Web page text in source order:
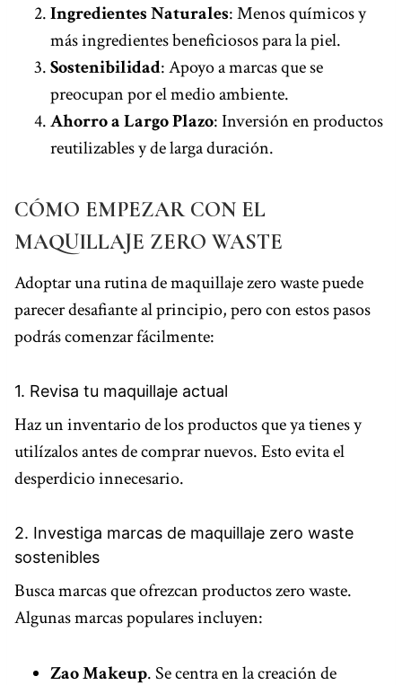
Ingredientes Naturales: Menos químicos y
más ingredientes beneficiosos para la piel.
Sostenibilidad: Apoyo a marcas que se
preocupan por el medio ambiente.
Ahorro a Largo Plazo: Inversión en productos
reutilizables y de larga duración.
CÓMO EMPEZAR CON EL
MAQUILLAJE ZERO WASTE
Adoptar una rutina de maquillaje zero waste puede
parecer desafiante al principio, pero con estos pasos
podrás comenzar fácilmente:
1. Revisa tu maquillaje actual
Haz un inventario de los productos que ya tienes y
utilízalos antes de comprar nuevos. Esto evita el
desperdicio innecesario.
2. Investiga marcas de maquillaje zero waste
sostenibles
Busca marcas que ofrezcan productos zero waste.
Algunas marcas populares incluyen:
Zao Makeup. Se centra en la creación de